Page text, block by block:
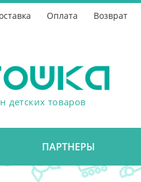
Оплата Возврат
детских товаров
ПАРТНЕРЫ